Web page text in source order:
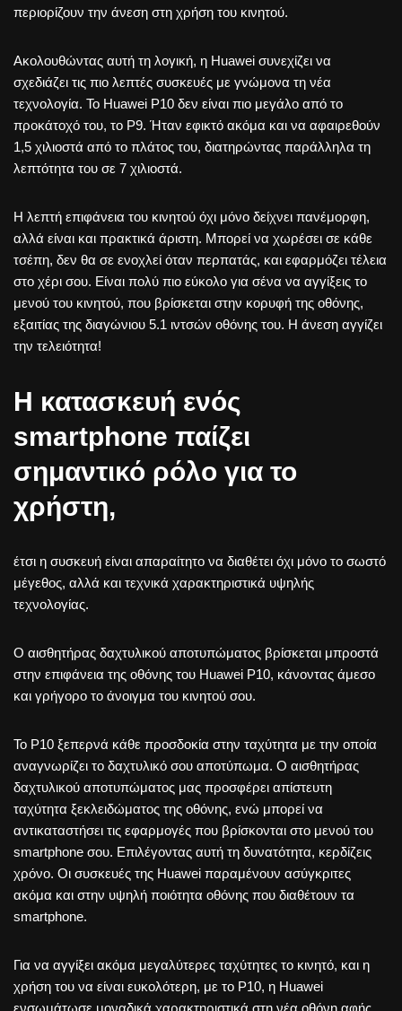
περιορίζουν την άνεση στη χρήση του κινητού.
Ακολουθώντας αυτή τη λογική, η Huawei συνεχίζει να
σχεδιάζει τις πιο λεπτές συσκευές με γνώμονα τη νέα
τεχνολογία. Το Huawei P10 δεν είναι πιο μεγάλο από το
προκάτοχό του, το P9. Ήταν εφικτό ακόμα και να αφαιρεθούν
1,5 χιλιοστά από το πλάτος του, διατηρώντας παράλληλα τη
λεπτότητα του σε 7 χιλιοστά.
Η λεπτή επιφάνεια του κινητού όχι μόνο δείχνει πανέμορφη,
αλλά είναι και πρακτικά άριστη. Μπορεί να χωρέσει σε κάθε
τσέπη, δεν θα σε ενοχλεί όταν περπατάς, και εφαρμόζει τέλεια
στο χέρι σου. Είναι πολύ πιο εύκολο για σένα να αγγίξεις το
μενού του κινητού, που βρίσκεται στην κορυφή της οθόνης,
εξαιτίας της διαγώνιου 5.1 ιντσών οθόνης του. Η άνεση αγγίζει
την τελειότητα!
Η κατασκευή ενός
smartphone παίζει
σημαντικό ρόλο για το
χρήστη,
έτσι η συσκευή είναι απαραίτητο να διαθέτει όχι μόνο το σωστό
μέγεθος, αλλά και τεχνικά χαρακτηριστικά υψηλής
τεχνολογίας.
Ο αισθητήρας δαχτυλικού αποτυπώματος βρίσκεται μπροστά
στην επιφάνεια της οθόνης του Huawei P10, κάνοντας άμεσο
και γρήγορο το άνοιγμα του κινητού σου.
Το P10 ξεπερνά κάθε προσδοκία στην ταχύτητα με την οποία
αναγνωρίζει το δαχτυλικό σου αποτύπωμα. Ο αισθητήρας
δαχτυλικού αποτυπώματος μας προσφέρει απίστευτη
ταχύτητα ξεκλειδώματος της οθόνης, ενώ μπορεί να
αντικαταστήσει τις εφαρμογές που βρίσκονται στο μενού του
smartphone σου. Επιλέγοντας αυτή τη δυνατότητα, κερδίζεις
χρόνο. Οι συσκευές της Huawei παραμένουν ασύγκριτες
ακόμα και στην υψηλή ποιότητα οθόνης που διαθέτουν τα
smartphone.
Για να αγγίξει ακόμα μεγαλύτερες ταχύτητες το κινητό, και η
χρήση του να είναι ευκολότερη, με το P10, η Huawei
ενσωμάτωσε μοναδικά χαρακτηριστικά στη νέα οθόνη αφής